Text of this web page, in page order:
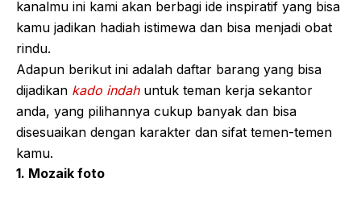
kanalmu ini kami akan berbagi ide inspiratif yang bisa
kamu jadikan hadiah istimewa dan bisa menjadi obat
rindu.
Adapun berikut ini adalah daftar barang yang bisa
dijadikan kado indahuntuk teman kerja sekantor
anda, yang pilihannya cukup banyak dan bisa
disesuaikan dengan karakter dan sifat temen-temen
kamu.
1. Mozaik foto